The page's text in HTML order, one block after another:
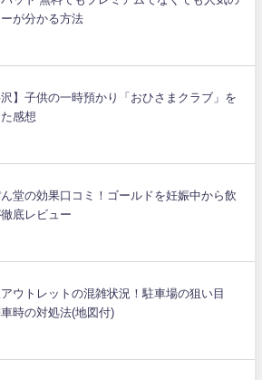
ーが分かる方法
沢】子供の一時預かり「おひさまクラブ」を
感想
堂の効果口コミ！ゴールドを妊娠中から飲
底レビュー
ウトレットの混雑状況！駐車場の狙い目
時の対処法(地図付)